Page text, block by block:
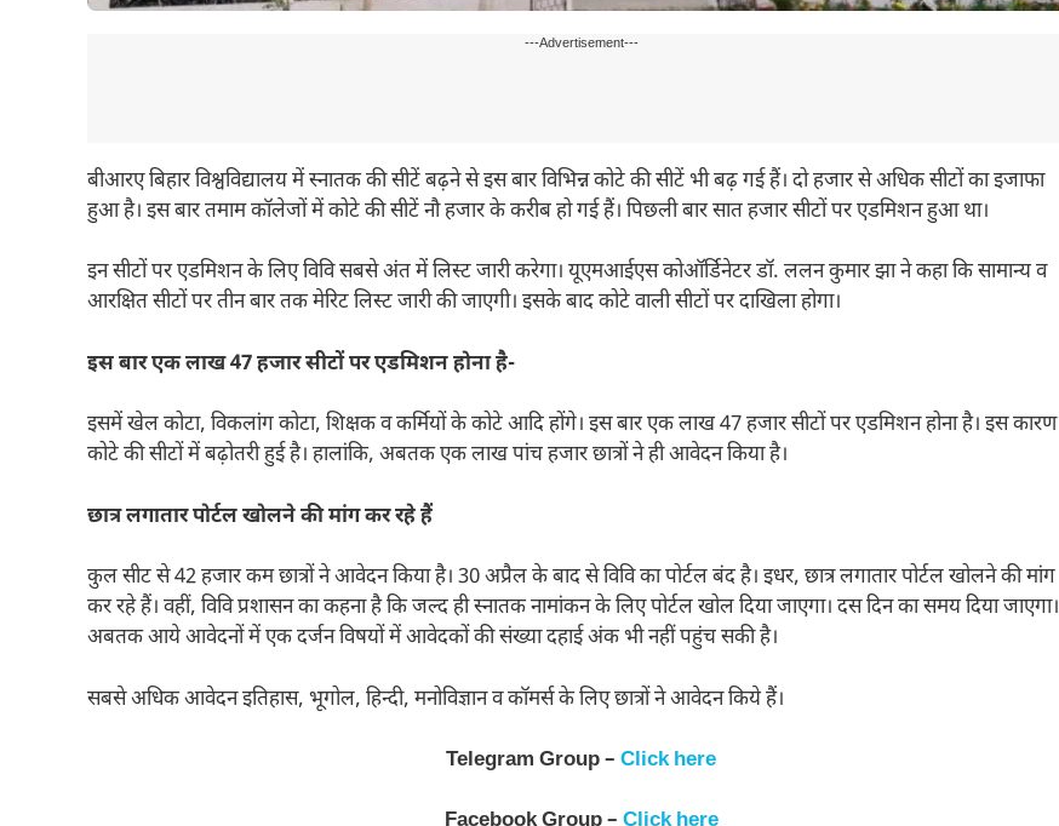
---Advertisement---
बीआरए बिहार विश्वविद्यालय में स्नातक की सीटें बढ़ने से इस बार विभिन्न कोटे की सीटें भी बढ़ गई हैं। दो हजार से अधिक सीटों का इजाफा
हुआ है। इस बार तमाम कॉलेजों में कोटे की सीटें नौ हजार के करीब हो गई हैं। पिछली बार सात हजार सीटों पर एडमिशन हुआ था।
इन सीटों पर एडमिशन के लिए विवि सबसे अंत में लिस्ट जारी करेगा। यूएमआईएस कोऑर्डिनेटर डॉ. ललन कुमार झा ने कहा कि सामान्य व
आरक्षित सीटों पर तीन बार तक मेरिट लिस्ट जारी की जाएगी। इसके बाद कोटे वाली सीटों पर दाखिला होगा।
इस बार एक लाख 47 हजार सीटों पर एडमिशन होना है-
इसमें खेल कोटा, विकलांग कोटा, शिक्षक व कर्मियों के कोटे आदि होंगे। इस बार एक लाख 47 हजार सीटों पर एडमिशन होना है। इस कारण
कोटे की सीटों में बढ़ोतरी हुई है। हालांकि, अबतक एक लाख पांच हजार छात्रों ने ही आवेदन किया है।
छात्र लगातार पोर्टल खोलने की मांग कर रहे हैं
कुल सीट से 42 हजार कम छात्रों ने आवेदन किया है। 30 अप्रैल के बाद से विवि का पोर्टल बंद है। इधर, छात्र लगातार पोर्टल खोलने की मांग
कर रहे हैं। वहीं, विवि प्रशासन का कहना है कि जल्द ही स्नातक नामांकन के लिए पोर्टल खोल दिया जाएगा। दस दिन का समय दिया जाएगा।
अबतक आये आवेदनों में एक दर्जन विषयों में आवेदकों की संख्या दहाई अंक भी नहीं पहुंच सकी है।
सबसे अधिक आवेदन इतिहास, भूगोल, हिन्दी, मनोविज्ञान व कॉमर्स के लिए छात्रों ने आवेदन किये हैं।
Telegram Group – Click here